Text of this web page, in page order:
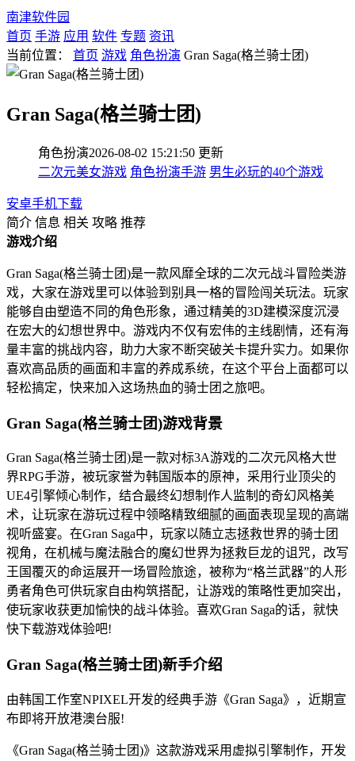
南津软件园
首页 手游 应用 软件 专题 资讯
当前位置： 首页 游戏 角色扮演 Gran Saga(格兰骑士团)
Gran Saga(格兰骑士团)
角色扮演2026-08-02 15:21:50 更新
二次元美女游戏 角色扮演手游 男生必玩的40个游戏
安卓手机下载
简介 信息 相关 攻略 推荐
游戏介绍
Gran Saga(格兰骑士团)是一款风靡全球的二次元战斗冒险类游
戏，大家在游戏里可以体验到别具一格的冒险闯关玩法。玩家
能够自由塑造不同的角色形象，通过精美的3D建模深度沉浸
在宏大的幻想世界中。游戏内不仅有宏伟的主线剧情，还有海
量丰富的挑战内容，助力大家不断突破关卡提升实力。如果你
喜欢高品质的画面和丰富的养成系统，在这个平台上面都可以
轻松搞定，快来加入这场热血的骑士团之旅吧。
Gran Saga(格兰骑士团)游戏背景
Gran Saga(格兰骑士团)是一款对标3A游戏的二次元风格大世
界RPG手游，被玩家誉为韩国版本的原神，采用行业顶尖的
UE4引擎倾心制作，结合最终幻想制作人监制的奇幻风格美
术，让玩家在游玩过程中领略精致细腻的画面表现呈现的高端
视听盛宴。在Gran Saga中，玩家以随立志拯救世界的骑士团
视角，在机械与魔法融合的魔幻世界为拯救巨龙的诅咒，改写
王国覆灭的命运展开一场冒险旅途，被称为“格兰武器”的人形
勇者角色可供玩家自由构筑搭配，让游戏的策略性更加突出，
使玩家收获更加愉快的战斗体验。喜欢Gran Saga的话，就快
快下载游戏体验吧!
Gran Saga(格兰骑士团)新手介绍
由韩国工作室NPIXEL开发的经典手游《Gran Saga》，近期宣
布即将开放港澳台服!
《Gran Saga(格兰骑士团)》这款游戏采用虚拟引擎制作，开发